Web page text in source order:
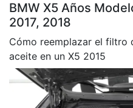
BMW X5 Años
2017, 2018
Cómo reemplazar el filtro
aceite en un X5 2015